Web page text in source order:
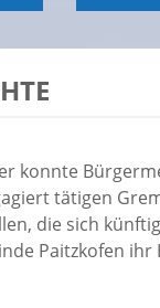
konnte
tätigen
die sich
Paitzkofen ihr